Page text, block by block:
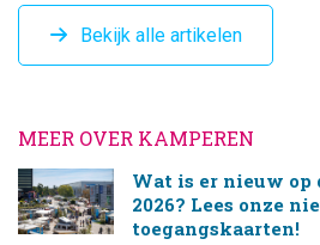
Bekijk alle artikelen
MEER OVER KAMPEREN
Wat is er nieuw op
2026? Lees onze
toegangskaarten!